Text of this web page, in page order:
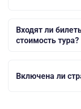
Входят ли
стоимость тура?
Включена ли